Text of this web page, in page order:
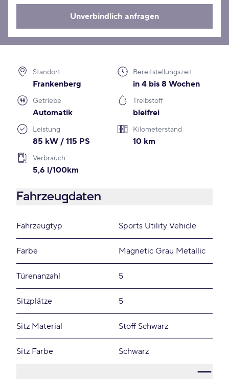
Unverbindlich anfragen
Standort
Frankenberg
Bereitstellungszeit
in 4 bis 8 Wochen
Getriebe
Automatik
Treibstoff
bleifrei
Leistung
85 kW / 115 PS
Kilometerstand
10 km
Verbrauch
5,6 l/100km
Fahrzeugdaten
Fahrzeugtyp Sports Utility Vehicle
Farbe Magnetic Grau Metallic
Türenanzahl 5
Sitzplätze 5
Sitz Material Stoff Schwarz
Sitz Farbe Schwarz